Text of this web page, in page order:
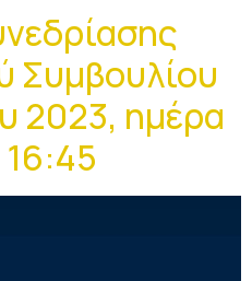
Συμβουλίου
2023, ημέρα